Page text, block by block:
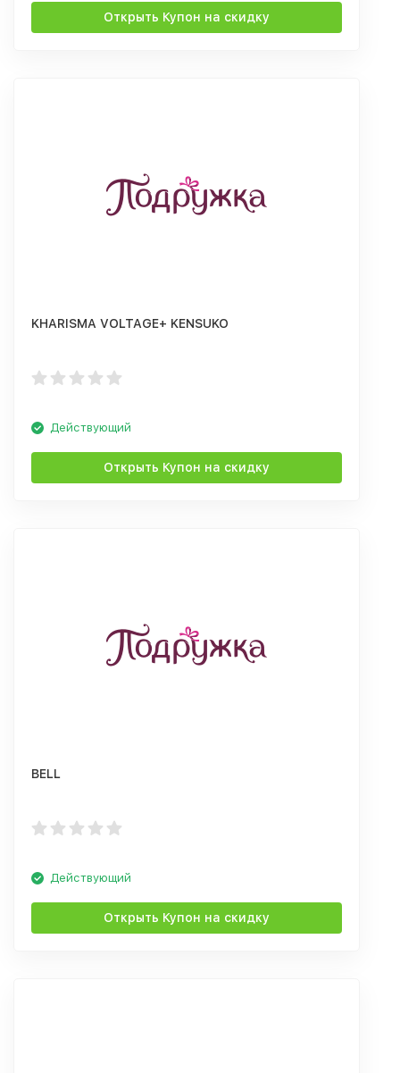
Открыть Купон на скидку
KHARISMA VOLTAGE+ KENSUKO
Действующий
Открыть Купон на скидку
BELL
Действующий
Открыть Купон на скидку